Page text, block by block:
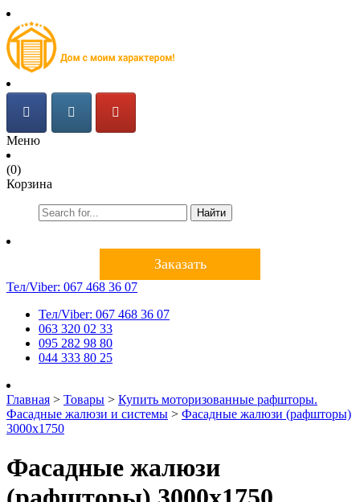
Меню
(0)
Корзина
Найти
Заказать
Тел/Viber: 067 468 36 07
Тел/Viber: 067 468 36 07
063 320 02 33
095 282 98 80
044 333 80 25
Главная > Товары > Купить моторизованные рафшторы.
Фасадные жалюзи и системы > Фасадные жалюзи (рафшторы)
3000х1750
Фасадные жалюзи